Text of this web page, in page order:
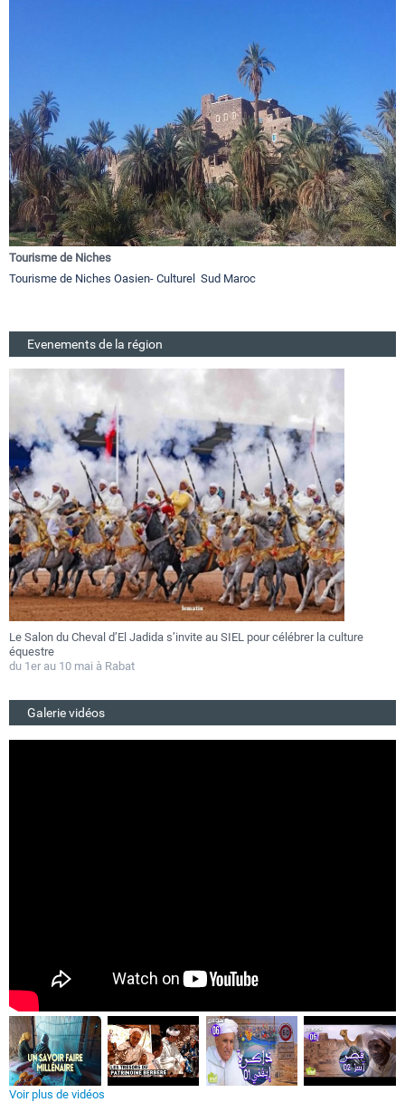
Tourisme de Niches
Tourisme de Niches Oasien- Culturel Sud Maroc
Evenements de la région
Le Salon du Cheval d’El Jadida s’invite au SIEL pour célébrer la culture
équestre
du 1er au 10 mai à Rabat
Galerie vidéos
Voir plus de vidéos